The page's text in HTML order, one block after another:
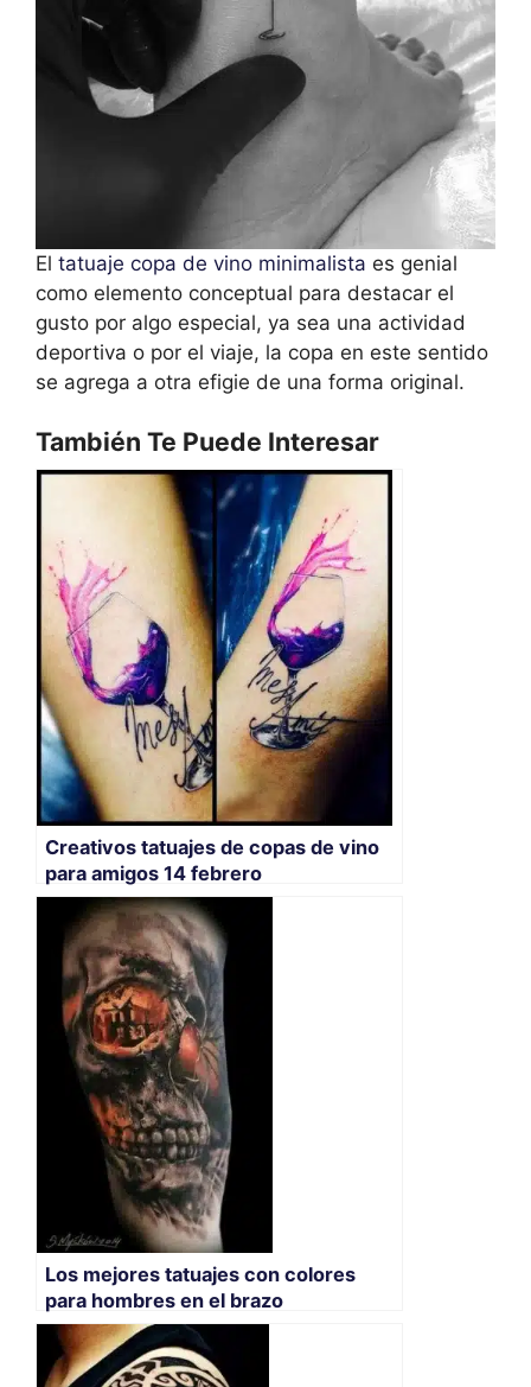
El tatuaje copa de vino minimalista es genial
como elemento conceptual para destacar el
gusto por algo especial, ya sea una actividad
deportiva o por el viaje, la copa en este sentido
se agrega a otra efigie de una forma original.
También Te Puede Interesar
Creativos tatuajes de copas de vino
para amigos 14 febrero
Los mejores tatuajes con colores
para hombres en el brazo